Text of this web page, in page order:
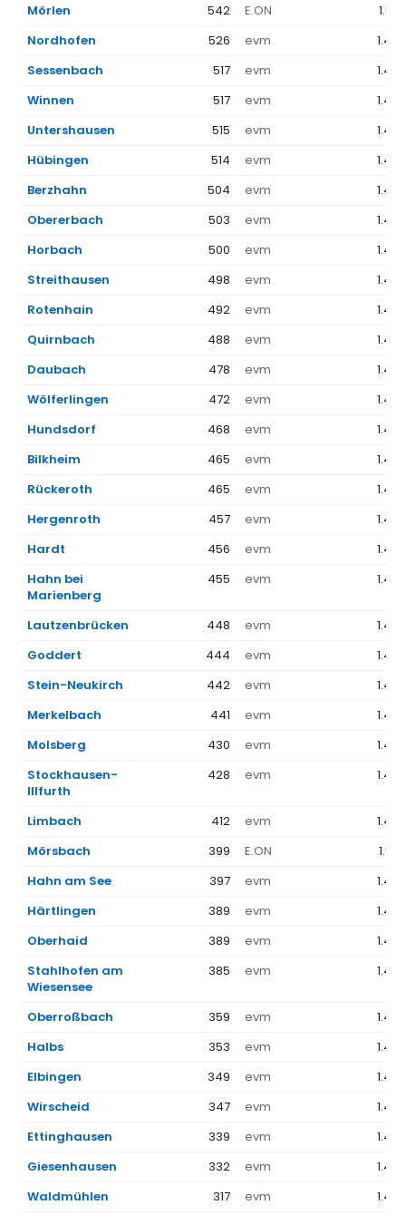
Mörlen
542 E.ON
Nordhofen
526 evm
Sessenbach
517 evm
Winnen
517 evm
Untershausen
515 evm
Hübingen
514 evm
Berzhahn
504 evm
Obererbach
503 evm
Horbach
500 evm
Streithausen
498 evm
Rotenhain
492 evm
Quirnbach
488 evm
Daubach
478 evm
Wölferlingen
472 evm
Hundsdorf
468 evm
Bilkheim
465 evm
Rückeroth
465 evm
Hergenroth
457 evm
Hardt
456 evm
Hahn bei
Marienberg
455 evm
Lautzenbrücken 448 evm
Goddert
444 evm
Stein-Neukirch
442 evm
Merkelbach
441 evm
Molsberg
430 evm
Stockhausen-
Illfurth
428 evm
Limbach 412 evm
Mörsbach
399 E.ON
Hahn am See
397 evm
Härtlingen
389 evm
Oberhaid
389 evm
Stahlhofen am
Wiesensee
385 evm
Oberroßbach 359 evm
Halbs
353 evm
Elbingen
349 evm
Wirscheid
347 evm
Ettinghausen
339 evm
Giesenhausen
332 evm
Waldmühlen
317 evm